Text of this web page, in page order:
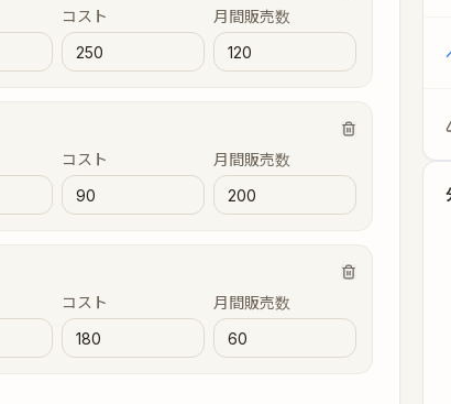
コスト 月間販売数
コスト 月間販売数
コスト 月間販売数